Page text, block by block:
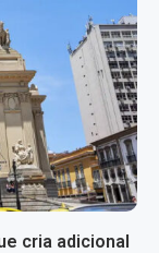
cria adicional